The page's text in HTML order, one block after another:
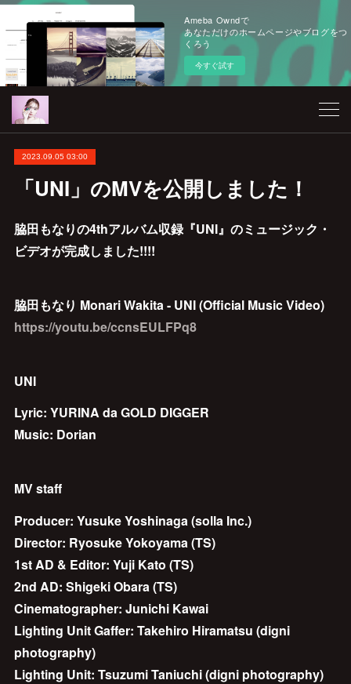
Ameba Owndで
あなただけのホームページやブログをつ
くろう
今すぐ試す
2023.09.05 03:00
「UNI」のMVを公開しました！
脇田もなりの4thアルバム収録『UNI』のミュージック・
ビデオが完成しました!!!!
脇田もなり Monari Wakita - UNI (Official Music Video)
https://youtu.be/ccnsEULFPq8
UNI
Lyric: YURINA da GOLD DIGGER
Music: Dorian
MV staff
Producer: Yusuke Yoshinaga (solla Inc.)
Director: Ryosuke Yokoyama (TS)
1st AD & Editor: Yuji Kato (TS)
2nd AD: Shigeki Obara (TS)
Cinematographer: Junichi Kawai
Lighting Unit Gaffer: Takehiro Hiramatsu (digni
photography)
Lighting Unit: Tsuzumi Taniuchi (digni photography)